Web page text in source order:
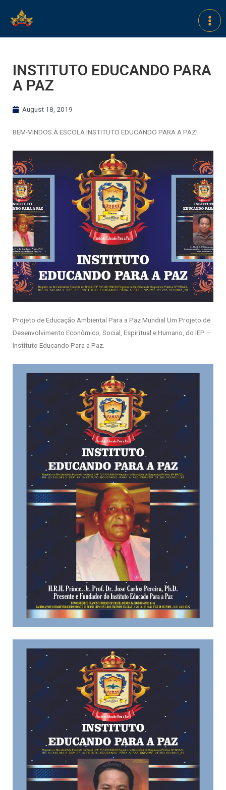
INSTITUTO EDUCANDO PARA
A PAZ
August 18, 2019
BEM-VINDOS À ESCOLA INSTITUTO EDUCANDO PARA A PAZ!
Projeto de Educação Ambiental Para a Paz Mundial Um Projeto de
Desenvolvimento Econômico, Social, Espiritual e Humano, do IEP –
Instituto Educando Para a Paz.